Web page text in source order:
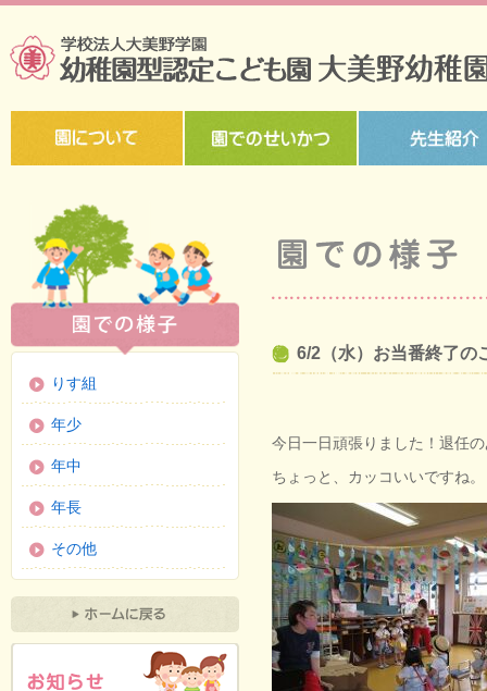
6/2（水）お当番終了の
今日一日頑張りました！退任
ちょっと、カッコいいですね。
りす組
年少
年中
年長
その他